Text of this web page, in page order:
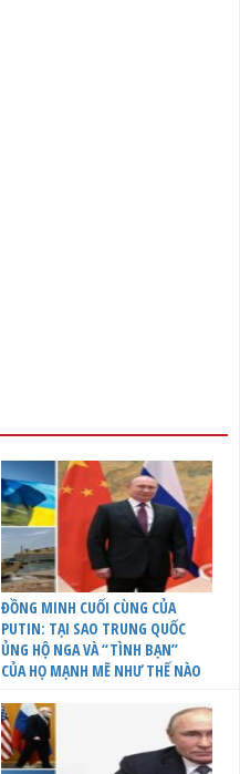
ĐỒNG MINH CUỐI CÙNG CỦA
PUTIN: TẠI SAO TRUNG QUỐC
ỦNG HỘ NGA VÀ “TÌNH BẠN”
CỦA HỌ MẠNH MẼ NHƯ THẾ NÀO